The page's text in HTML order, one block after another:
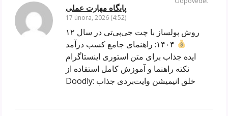
پایگاه مهارت عملی
17 února, 2026 (4:52)
۱۲ روش پولساز با چت جی‌پی‌تی در سال
ایده جذاب برای متن استوری اینستاگرام
نکته راهنما و آموزش کامل استفاده از
Doodly: خلق انیمیشن وایت‌بردی جذاب